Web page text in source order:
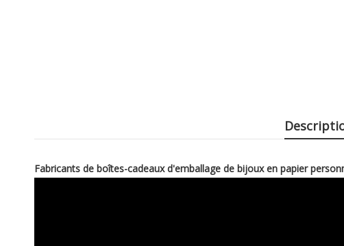
Fabricants de boîtes-cadeaux d'emballage de bijoux en papier